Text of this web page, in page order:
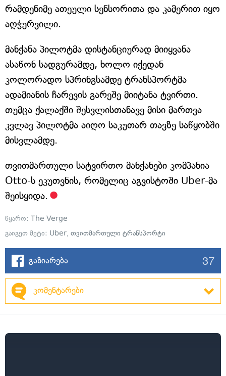
რამდენიმე ათეული სენსორითა და კამერით იყო
აღჭურვილი.
მანქანა პილოტმა დისტანციურად მიიყვანა
ასაწონ სადგურამდე, ხოლო იქედან
კოლორადო სპრინგსამდე ტრანსპორტმა
ადამიანის ჩარევის გარეშე მიიტანა ტვირთი.
თუმცა ქალაქში შესვლისთანავე მისი მართვა
კვლავ პილოტმა აიღო საკუთარ თავზე საწყობში
მისვლამდე.
თვითმართული სატვირთო მანქანები კომპანია
Otto-ს ეკუთვნის, რომელიც აგვისტოში Uber-მა
შეისყიდა.
წყარო: The Verge
გაიგეთ მეტი: Uber, თვითმართული ტრანსპორტი
გაზიარება 37
კომენტარები